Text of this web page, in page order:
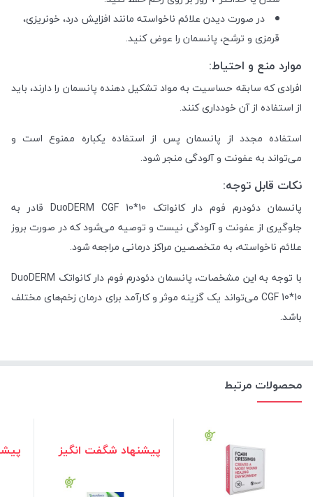
در صورت دیدن علائم ناخواسته مانند افزایش درد، خونریزی،
قرمزی و ترشح، پانسمان را عوض کنید.
موارد منع و احتیاط:
افرادی که سابقه حساسیت به مواد تشکیل دهنده پانسمان را دارند، باید
از استفاده از آن خودداری کنند.
استفاده مجدد از پانسمان پس از استفاده یکباره ممنوع است و
می‌تواند به عفونت و آلودگی منجر شود.
نکات قابل توجه:
پانسمان دئودرم فوم دار کانواتک DuoDERM CGF 10*10 قادر به
جلوگیری از عفونت و آلودگی نیست و توصیه می‌شود که در صورت بروز
علائم ناخواسته، به متخصصین مراکز درمانی مراجعه شود.
با توجه به این مشخصات، پانسمان دئودرم فوم دار کانواتک DuoDERM
CGF 10*10 می‌تواند یک گزینه موثر و کارآمد برای درمان زخم‌های مختلف
باشد.
محصولات مرتبط
پیشنهاد شگفت انگیز